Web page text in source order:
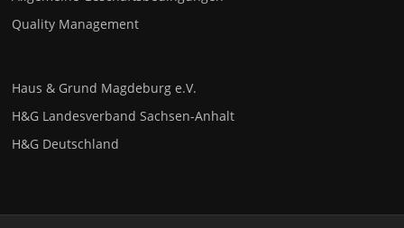
Quality Management
Haus & Grund Magdeburg e.V.
H&G Landesverband Sachsen-Anhalt
H&G Deutschland